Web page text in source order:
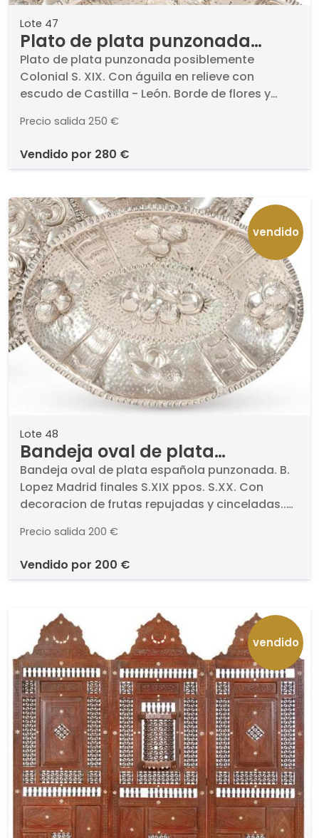
Lote 47
Plato de plata punzonada
posiblemente Colonial S. XIX
Plato de plata punzonada posiblemente
Colonial S. XIX. Con águila en relieve con
escudo de Castilla - León. Borde de flores y
Precio salida 250 €
vendido por 280 €
vendido
Lote 48
Bandeja oval de plata
española punzonada. B. Lopez
Madrid finales S.XIX ppos. S.XX
Bandeja oval de plata española punzonada. B.
Lopez Madrid finales S.XIX ppos. S.XX. Con
decoracion de frutas repujadas y cinceladas..
Precio salida 200 €
vendido por 200 €
vendido